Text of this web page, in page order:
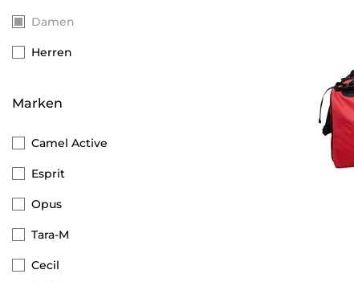
Damen
Herren
Marken
Camel Active
Esprit
Opus
Tara-M
Cecil